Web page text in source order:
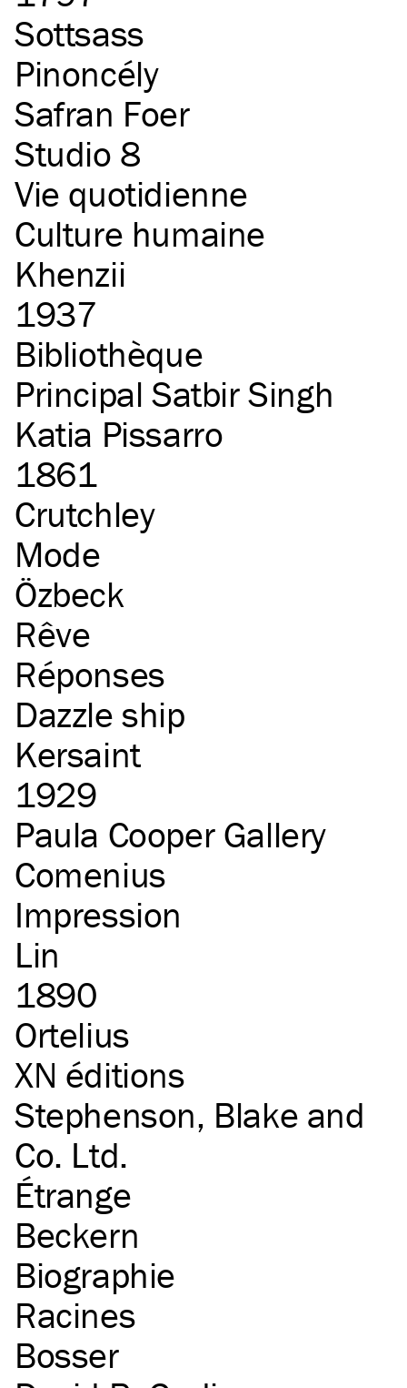
Sottsass
Pinoncély
Safran Foer
Studio 8
Vie quotidienne
Culture humaine
Khenzii
1937
Bibliothèque
Principal Satbir Singh
Katia Pissarro
1861
Crutchley
Mode
Özbeck
Rêve
Réponses
Dazzle ship
Kersaint
1929
Paula Cooper Gallery
Comenius
Impression
Lin
1890
Ortelius
XN éditions
Stephenson, Blake and
Co. Ltd.
étrange
Beckern
Biographie
Racines
Bosser